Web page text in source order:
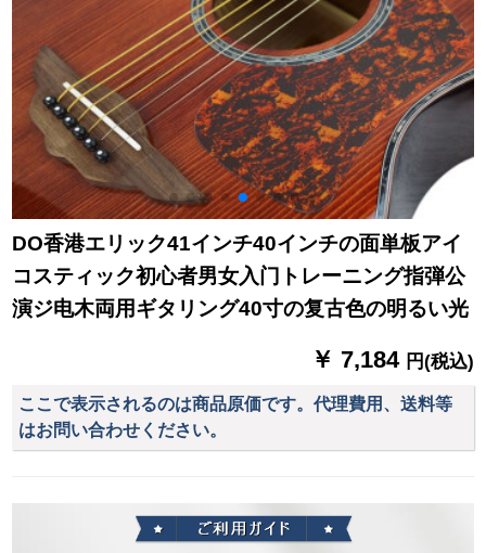
DO香港エリック41インチ40インチの面単板アイ
コスティック初心者男女入门トレーニング指弾公
演ジ电木両用ギタリング40寸の复古色の明るい光
￥ 7,184 円(税込)
ここで表示されるのは商品原価です。代理費用、送料等
はお問い合わせください。